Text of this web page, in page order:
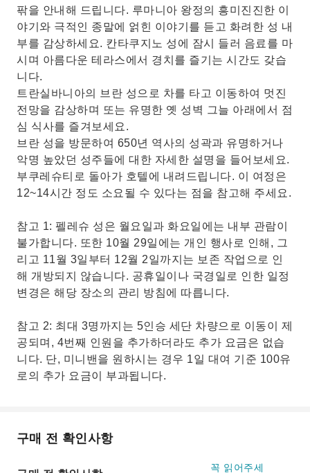
팎을 안내해 드립니다. 루마니아 왕정의 흥미진진한 이
야기와 극적인 종말에 얽힌 이야기를 듣고 화려한 성 내
부를 감상하세요. 칸타쿠지노 성에 잠시 들러 음료를 마
시며 아름다운 테라스에서 경치를 즐기는 시간도 갖습
니다.
트란실바니아의 브란 성으로 차를 타고 이동하여 멋진
전망을 감상하며 또는 유명한 옛 성벽 그늘 아래에서 점
심 식사를 즐겨보세요.
브란 성을 방문하여 650년 역사의 성곽과 유명하거나
악명 높았던 성주들에 대한 자세한 설명을 들어보세요.
부쿠레슈티로 돌아가 호텔에 내려드립니다. 이 여정은
12~14시간 정도 소요될 수 있다는 점을 참고해 주세요.
참고 1: 펠레슈 성은 월요일과 화요일에는 내부 관람이
불가합니다. 또한 10월 29일에는 개인 행사로 인해, 그
리고 11월 3일부터 12월 2일까지는 보존 작업으로 인
해 개방되지 않습니다. 공휴일이나 국경일로 인한 일정
변경은 해당 장소의 관리 방침에 따릅니다.
참고 2: 최대 3명까지는 5인승 세단 차량으로 이동이 제
공되며, 4번째 인원을 추가하더라도 추가 요금은 없습
니다. 단, 미니밴을 원하시는 경우 1일 대여 기준 100유
로의 추가 요금이 부과됩니다.
구매 전 확인사항
꼭 읽어주세